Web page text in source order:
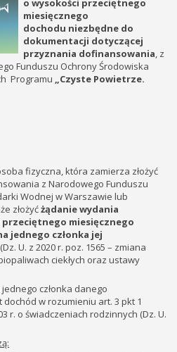
o wysokości przeciętnego
miesięcznego
dochodu niezbędne do
dokumentacji dotyczącej
przyznania dofinansowania, z
Funduszu Ochrony Środowiska
Programu „Czyste Powietrze.
fizyczna, która zamierza złożyć
z Narodowego Funduszu
Wodnej w Warszawie lub
złożyćżądanie wydania
przeciętnego miesięcznego
jednego członka jej
(Dz. U. z 2020 r. poz. 1565 – zmiana
ciekłych oraz ustawy
członka danego
w rozumieniu art. 3 pkt 1
r. o świadczeniach rodzinnych (Dz. U.